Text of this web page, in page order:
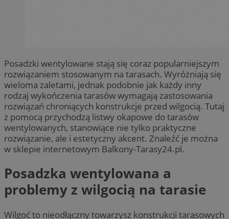
Posadzki wentylowane stają się coraz popularniejszym
rozwiązaniem stosowanym na tarasach. Wyróżniają się
wieloma zaletami, jednak podobnie jak każdy inny
rodzaj wykończenia tarasów wymagają zastosowania
rozwiązań chroniących konstrukcje przed wilgocią. Tutaj
z pomocą przychodzą listwy okapowe do tarasów
wentylowanych, stanowiące nie tylko praktyczne
rozwiązanie, ale i estetyczny akcent. Znaleźć je można
w sklepie internetowym Balkony-Tarasy24.pl.
Posadzka wentylowana a
problemy z wilgocią na tarasie
Wilgoć to nieodłączny towarzysz konstrukcji tarasowych